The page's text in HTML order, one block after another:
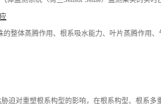
整体蒸腾作用、根系吸水能力、叶片蒸腾作用
迫对重塑根系构型的影响，在根系构型、根系